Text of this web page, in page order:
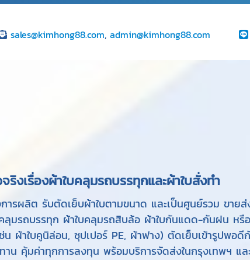
sales@kimhong88.com, admin@kimhong88.com
ริงเรื่องผ้าใบคลุมรถบรรทุกและผ้าใบสั่งทำ
ารผลิต รับตัดเย็บผ้าใบตามขนาด และเป็นศูนย์รวม ขายส่
ลุมรถบรรทุก ผ้าใบคลุมรถสิบล้อ ผ้าใบกันแดด-กันฝน หรื
น ผ้าใบคูนิล่อน, ซุปเปอร์ PE, ผ้าฟาง) ตัดเย็บเข้ารูปพอ
าน คุ้มค่าทุกการลงทุน พร้อมบริการจัดส่งในกรุงเทพฯ แล